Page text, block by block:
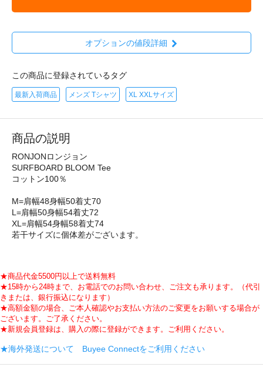
オプションの値段詳細
この商品に登録されているタグ
最新入荷商品 メンズ Tシャツ XL XXLサイズ
商品の説明
RONJONロンジョン
SURFBOARD BLOOM Tee
コットン100％
M=肩幅48身幅50着丈70
L=肩幅50身幅54着丈72
XL=肩幅54身幅58着丈74
若干サイズに個体差がございます。
★商品代金5500円以上で送料無料
★15時から24時まで、お電話でのお問い合わせ、ご注文も承ります。（代引
きまたは、銀行振込になります）
★高額金額の場合、ご本人確認やお支払い方法のご変更をお願いする場合が
ございます。ご了承ください。
★新規会員登録は、購入の際に登録ができます。ご利用ください。
★海外発送について Buyee Connectをご利用ください